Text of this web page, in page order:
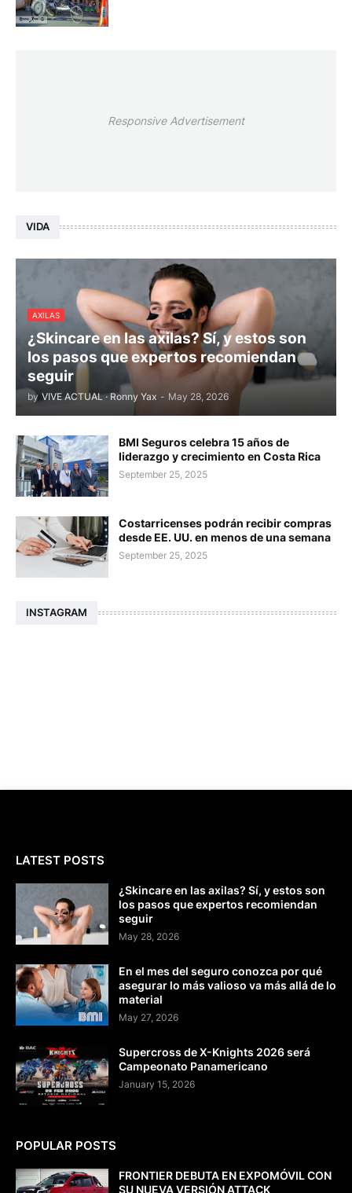
Responsive Advertisement
VIDA
AXILAS
¿Skincare en las axilas? Sí, y estos son
los pasos que expertos recomiendan
seguir
by VIVE ACTUAL · Ronny Yax - May 28, 2026
BMI Seguros celebra 15 años de
liderazgo y crecimiento en Costa Rica
September 25, 2025
Costarricenses podrán recibir compras
desde EE. UU. en menos de una semana
September 25, 2025
INSTAGRAM
LATEST POSTS
¿Skincare en las axilas? Sí, y estos son
los pasos que expertos recomiendan
seguir
May 28, 2026
En el mes del seguro conozca por qué
asegurar lo más valioso va más allá de lo
material
May 27, 2026
Supercross de X-Knights 2026 será
Campeonato Panamericano
January 15, 2026
POPULAR POSTS
FRONTIER DEBUTA EN EXPOMÓVIL CON
SU NUEVA VERSIÓN ATTACK